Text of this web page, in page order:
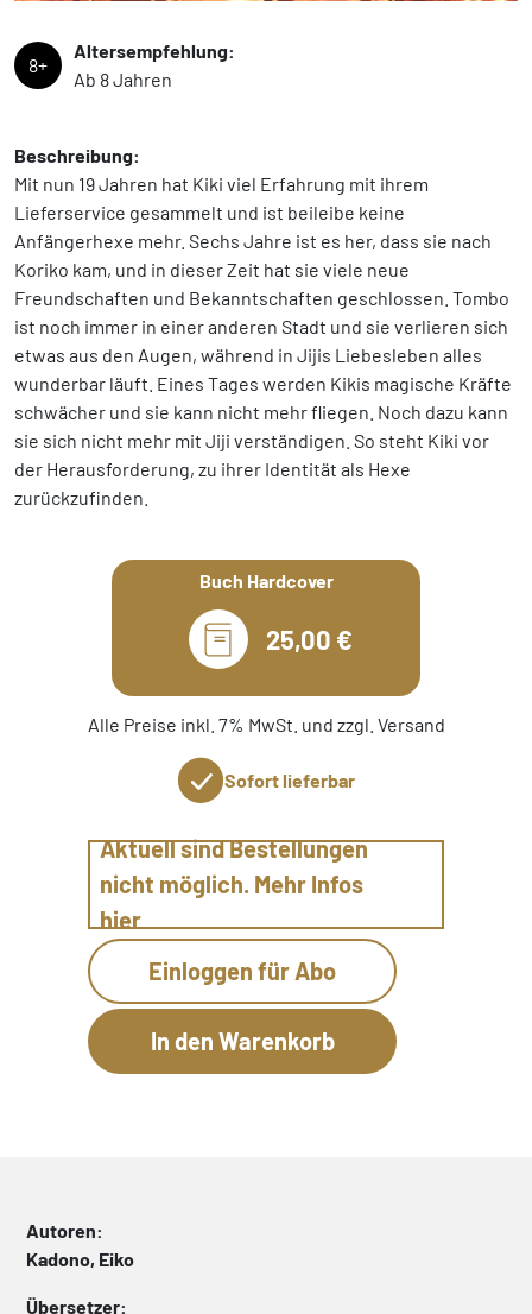
8+
Altersempfehlung:
Ab 8 Jahren
Beschreibung:
Mit nun 19 Jahren hat Kiki viel Erfahrung mit ihrem
Lieferservice gesammelt und ist beileibe keine
Anfängerhexe mehr. Sechs Jahre ist es her, dass sie nach
Koriko kam, und in dieser Zeit hat sie viele neue
Freundschaften und Bekanntschaften geschlossen. Tombo
ist noch immer in einer anderen Stadt und sie verlieren sich
etwas aus den Augen, während in Jijis Liebesleben alles
wunderbar läuft. Eines Tages werden Kikis magische Kräfte
schwächer und sie kann nicht mehr fliegen. Noch dazu kann
sie sich nicht mehr mit Jiji verständigen. So steht Kiki vor
der Herausforderung, zu ihrer Identität als Hexe
zurückzufinden.
Buch Hardcover
25,00 €
Alle Preise inkl. 7% MwSt. und zzgl. Versand
Sofort lieferbar
Aktuell sind Bestellungen
nicht möglich. Mehr Infos
hier
Einloggen für Abo
Autoren:
Kadono, Eiko
Übersetzer: